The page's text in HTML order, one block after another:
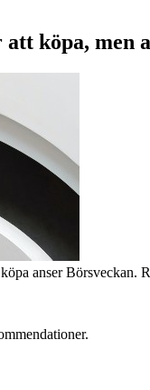
köpa, men
anser Börsveckan.